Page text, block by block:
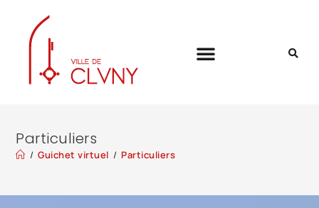
Particuliers
/ Guichet virtuel / Particuliers